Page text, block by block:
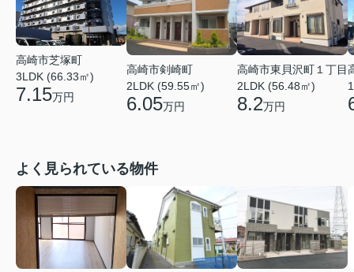
高崎市芝塚町
3LDK (66.33㎡)
7.15万円
高崎市剣崎町
2LDK (59.55㎡)
6.05万円
高崎市東貝沢町１丁目
2LDK (56.48㎡)
8.2万円
よく見られている物件